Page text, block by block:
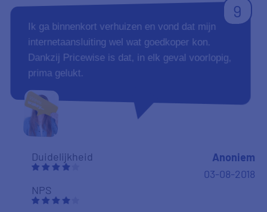
9
Ik ga binnenkort verhuizen en vond dat mijn
internetaansluiting wel wat goedkoper kon.
Dankzij Pricewise is dat, in elk geval voorlopig,
prima gelukt.
Duidelijkheid
NPS
Anoniem
03-08-2018